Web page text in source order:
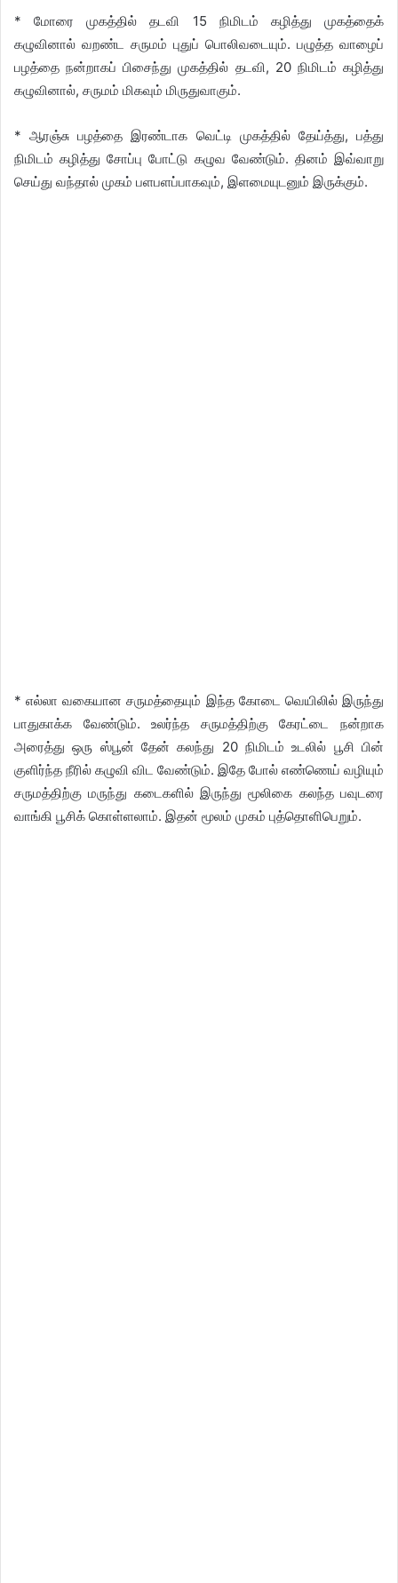
* மோரை முகத்தில் தடவி 15 நிமிடம் கழித்து முகத்தைக்
கழுவினால் வறண்ட சருமம் புதுப் பொலிவடையும். பழுத்த வாழைப்
பழத்தை நன்றாகப் பிசைந்து முகத்தில் தடவி, 20 நிமிடம் கழித்து
கழுவினால், சருமம் மிகவும் மிருதுவாகும்.
* ஆரஞ்சு பழத்தை இரண்டாக வெட்டி முகத்தில் தேய்த்து, பத்து
நிமிடம் கழித்து சோப்பு போட்டு கழுவ வேண்டும். தினம் இவ்வாறு
செய்து வந்தால் முகம் பளபளப்பாகவும், இளமையுடனும் இருக்கும்.
* எல்லா வகையான சருமத்தையும் இந்த கோடை வெயிலில் இருந்து
பாதுகாக்க வேண்டும். உலர்ந்த சருமத்திற்கு கேரட்டை நன்றாக
அரைத்து ஒரு ஸ்பூன் தேன் கலந்து 20 நிமிடம் உடலில் பூசி பின்
குளிர்ந்த நீரில் கழுவி விட வேண்டும். இதே போல் எண்ணெய் வழியும்
சருமத்திற்கு மருந்து கடைகளில் இருந்து மூலிகை கலந்த பவுடரை
வாங்கி பூசிக் கொள்ளலாம். இதன் மூலம் முகம் புத்தொளிபெறும்.